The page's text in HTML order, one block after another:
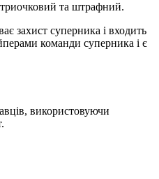
триочковий та штрафний.
захист суперника і входить
команди суперника і є
використовуючи